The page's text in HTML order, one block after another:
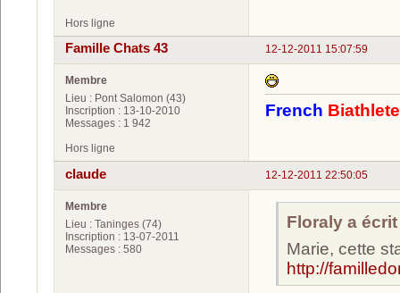
Hors ligne
12-12-2011 15:07:59
Famille Chats 43
Membre
Lieu : Pont Salomon (43)
Inscription : 13-10-2010
Messages : 1 942
French
Hors ligne
12-12-2011 22:50:05
claude
Membre
Lieu : Taninges (74)
Inscription : 13-07-2011
Messages : 580
Floraly a
Marie, cette
http://